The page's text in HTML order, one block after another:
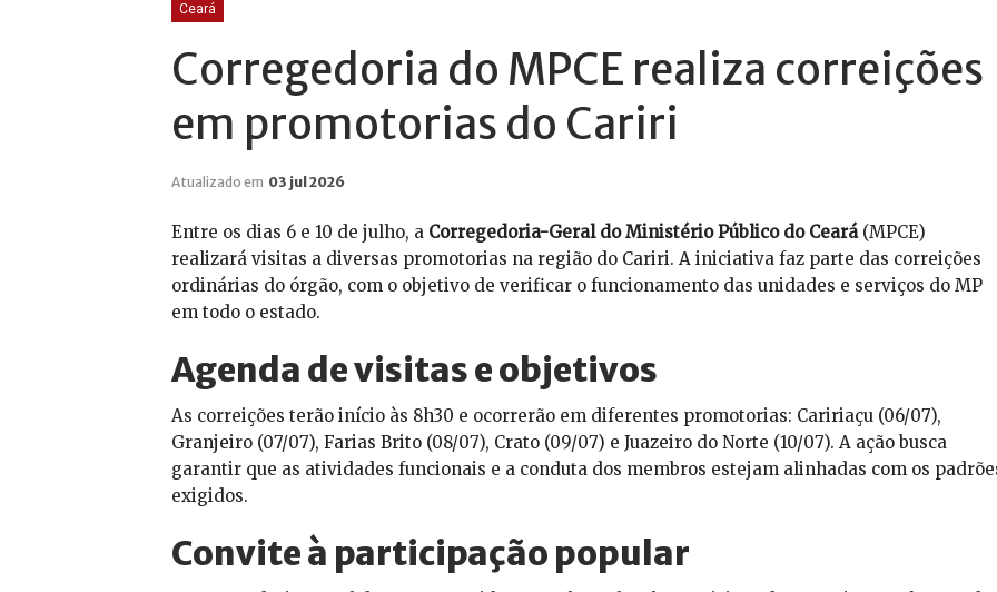
Ceará
Corregedoria do MPCE realiza correições
em promotorias do Cariri
Atualizado em 03 jul 2026
Entre os dias 6 e 10 de julho, a Corregedoria-Geral do Ministério Público do Ceará(MPCE)
realizará visitas a diversas promotorias na região do Cariri. A iniciativa faz parte das correições
ordinárias do órgão, com o objetivo de verificar o funcionamento das unidades e serviços do MP
em todo o estado.
Agenda de visitas e objetivos
As correições terão início às 8h30 e ocorrerão em diferentes promotorias: Caririaçu (06/07),
Granjeiro (07/07), Farias Brito (08/07), Crato (09/07) e Juazeiro do Norte (10/07). A ação busca
garantir que as atividades funcionais e a conduta dos membros estejam alinhadas com os
exigidos.
Convite à participação popular